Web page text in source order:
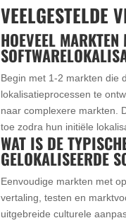
VEELGESTELDE
HOEVEEL
Begin met 1-2 markten die
lokalisatieprocessen te
naar complexere markten.
toe zodra hun initiële
WAT IS DE
GELOKALISEERDE
Eenvoudige markten met
vertaling, testen en
uitgebreide culturele